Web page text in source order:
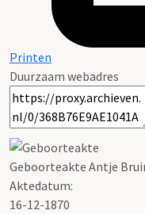
Printen
Duurzaam webadres
Geboorteakte Antje
Aktedatum:
16-12-1870